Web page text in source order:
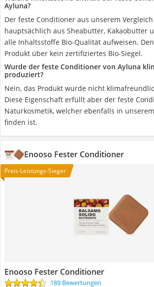
Ayluna?
Der feste Conditioner aus unserem
hauptsächlich aus Sheabutter, Kakaobutter
alle Inhaltsstoffe Bio-Qualität aufweisen.
Produkt über kein zertifiziertes Bio-Siegel.
Wurde der feste Conditioner von Ayluna
produziert?
Nein, das Produkt wurde nicht
Diese Eigenschaft erfüllt aber der feste
Naturkosmetik, welcher ebenfalls in
finden ist.
Enooso Fester Conditioner
Preis-Leistungs-Sieger
Enooso Fester Conditioner
189 Bewertungen